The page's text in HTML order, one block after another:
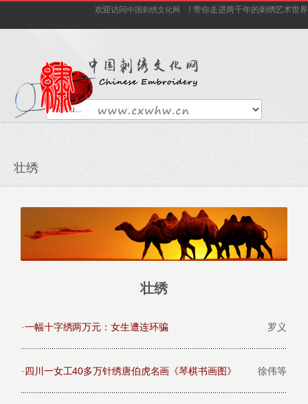
欢迎访问中国刺绣文化网 ！带你走进两千年的刺绣艺术世界
壮绣
壮绣
·一幅十字绣两万元：女生遭连环骗 罗义
·四川一女工40多万针绣唐伯虎名画《琴棋书画图》 徐伟等